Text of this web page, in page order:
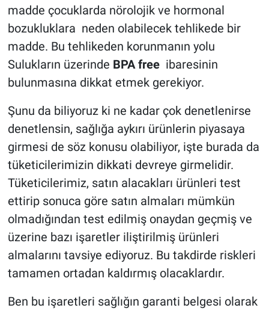
madde çocuklarda nörolojik ve hormonal
bozukluklara neden olabilecek tehlikede bir
madde. Bu tehlikeden korunmanın yolu
Sulukların üzerinde BPA freeibaresinin
bulunmasına dikkat etmek gerekiyor.
Şunu da biliyoruz ki ne kadar çok denetlenirse
denetlensin, sağlığa aykırı ürünlerin piyasaya
girmesi de söz konusu olabiliyor, işte burada da
tüketicilerimizin dikkati devreye girmelidir.
Tüketicilerimiz, satın alacakları ürünleri test
ettirip sonuca göre satın almaları mümkün
olmadığından test edilmiş onaydan geçmiş ve
üzerine bazı işaretler iliştirilmiş ürünleri
almalarını tavsiye ediyoruz. Bu takdirde riskleri
tamamen ortadan kaldırmış olacaklardır.
Ben bu işaretleri sağlığın garanti belgesi olarak